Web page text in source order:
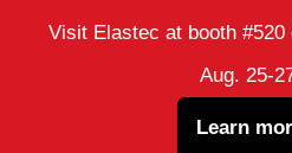
Visit Elastec at booth #520
Aug. 25-
Learn